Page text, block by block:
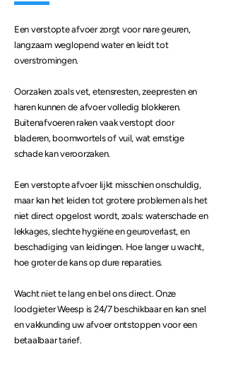
Een verstopte afvoer zorgt voor nare geuren,
langzaam weglopend water en leidt tot
overstromingen.
Oorzaken zoals vet, etensresten, zeepresten en
haren kunnen de afvoer volledig blokkeren.
Buitenafvoeren raken vaak verstopt door
bladeren, boomwortels of vuil, wat ernstige
schade kan veroorzaken.
Een verstopte afvoer lijkt misschien onschuldig,
maar kan het leiden tot grotere problemen als het
niet direct opgelost wordt, zoals: waterschade en
lekkages, slechte hygiëne en geuroverlast, en
beschadiging van leidingen. Hoe langer u wacht,
hoe groter de kans op dure reparaties.
Wacht niet te lang en bel ons direct. Onze
loodgieter Weesp is 24/7 beschikbaar en kan snel
en vakkunding uw afvoer ontstoppen voor een
betaalbaar tarief.